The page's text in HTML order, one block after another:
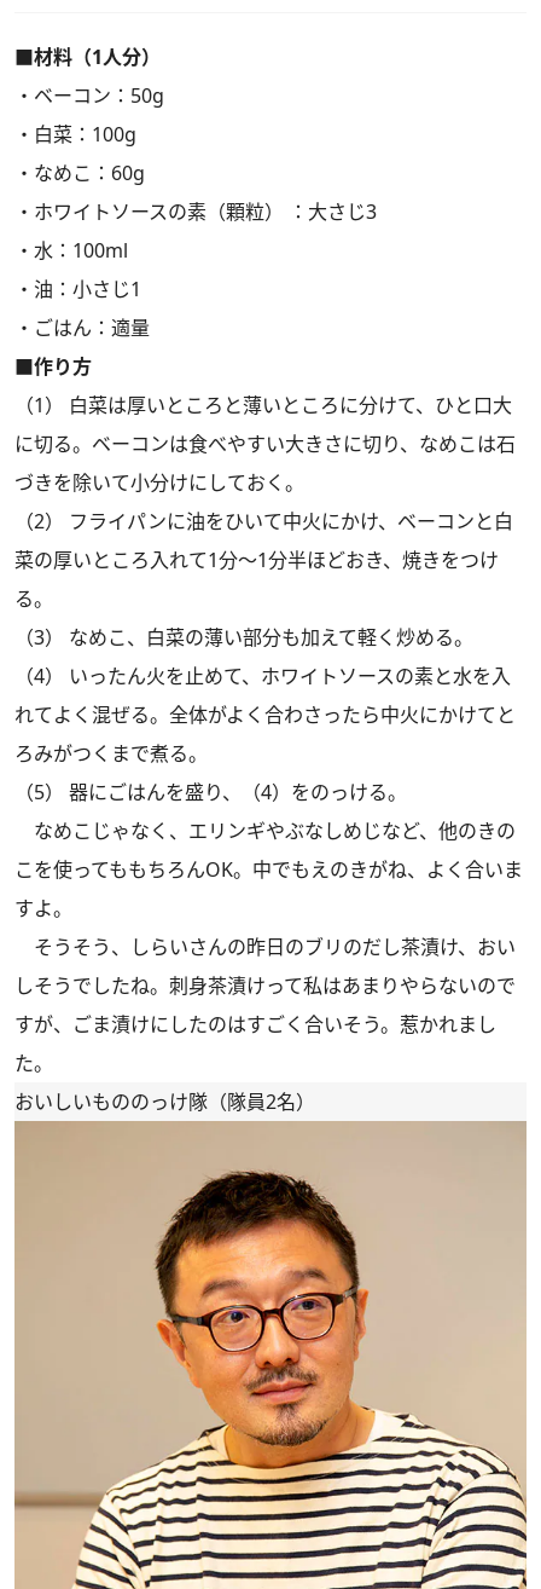
■材料（1人分）
・ベーコン：50g
・白菜：100g
・なめこ：60g
・ホワイトソースの素（顆粒） ：大さじ3
・水：100ml
・油：小さじ1
・ごはん：適量
■作り方
（1） 白菜は厚いところと薄いところに分けて、ひと口大
に切る。ベーコンは食べやすい大きさに切り、なめこは石
づきを除いて小分けにしておく。
（2） フライパンに油をひいて中火にかけ、ベーコンと白
菜の厚いところ入れて1分～1分半ほどおき、焼きをつけ
る。
（3） なめこ、白菜の薄い部分も加えて軽く炒める。
（4） いったん火を止めて、ホワイトソースの素と水を入
れてよく混ぜる。全体がよく合わさったら中火にかけてと
ろみがつくまで煮る。
（5） 器にごはんを盛り、（4）をのっける。
なめこじゃなく、エリンギやぶなしめじなど、他のきの
こを使ってももちろんOK。中でもえのきがね、よく合いま
すよ。
そうそう、しらいさんの昨日のブリのだし茶漬け、おい
しそうでしたね。刺身茶漬けって私はあまりやらないので
すが、ごま漬けにしたのはすごく合いそう。惹かれまし
た。
おいしいもののっけ隊（隊員2名）